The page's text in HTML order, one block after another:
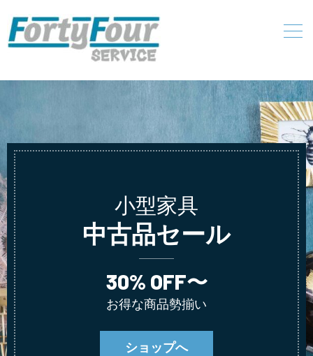
小型家具
中古品セール
30% OFF〜
お得な商品勢揃い
ショップへ